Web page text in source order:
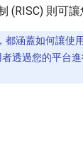
(RISC) 則可讓
涵蓋如何讓
透過您的平台